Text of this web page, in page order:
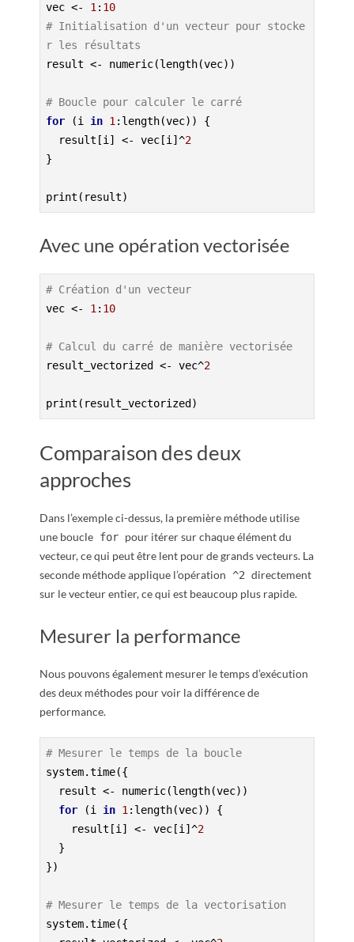
vec <- 1: 10
# Initialisation d'un vecteur pour stocke
r les résultats
result <- numeric(length(vec))
# Boucle pour calculer le carré
for (i in 1:length(vec)) {
  result[i] <- vec[i]^
2
}
print(result)
Avec une opération vectorisée
# Création d'un vecteur
vec <- 1: 10
# Calcul du carré de manière vectorisée
result_vectorized <- vec^2
print(result_vectorized)
Comparaison des deux
approches
Dans l’exemple ci-dessus, la première méthode utilise
une boucle for pour itérer sur chaque élément du
vecteur, ce qui peut être lent pour de grands vecteurs. La
seconde méthode applique l’opération ^2 directement
sur le vecteur entier, ce qui est beaucoup plus rapide.
Mesurer la performance
Nous pouvons également mesurer le temps d’exécution
des deux méthodes pour voir la différence de
performance.
# Mesurer le temps de la boucle
system.time({
for (i in 1:length(vec)) {
    result[i] <- vec[i]^
2
})
# Mesurer le temps de la vectorisation
system.time({